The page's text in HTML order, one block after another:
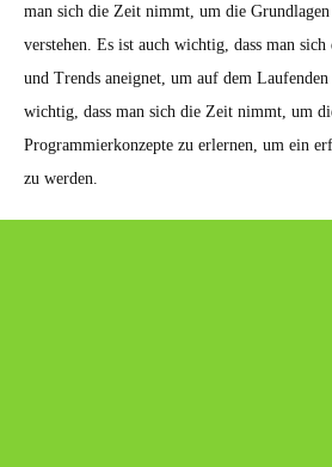
man sich die Zeit nimmt, um die
verstehen. Es ist auch wichtig, dass man sich
und Trends aneignet, um auf dem
wichtig, dass man sich die Zeit nimmt, um
Programmierkonzepte zu erlernen, um ein
zu werden.